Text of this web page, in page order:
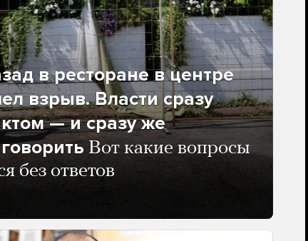
в ресторане в центре
взрыв. Власти сразу
— и сразу же
Вот какие вопросы
без ответов